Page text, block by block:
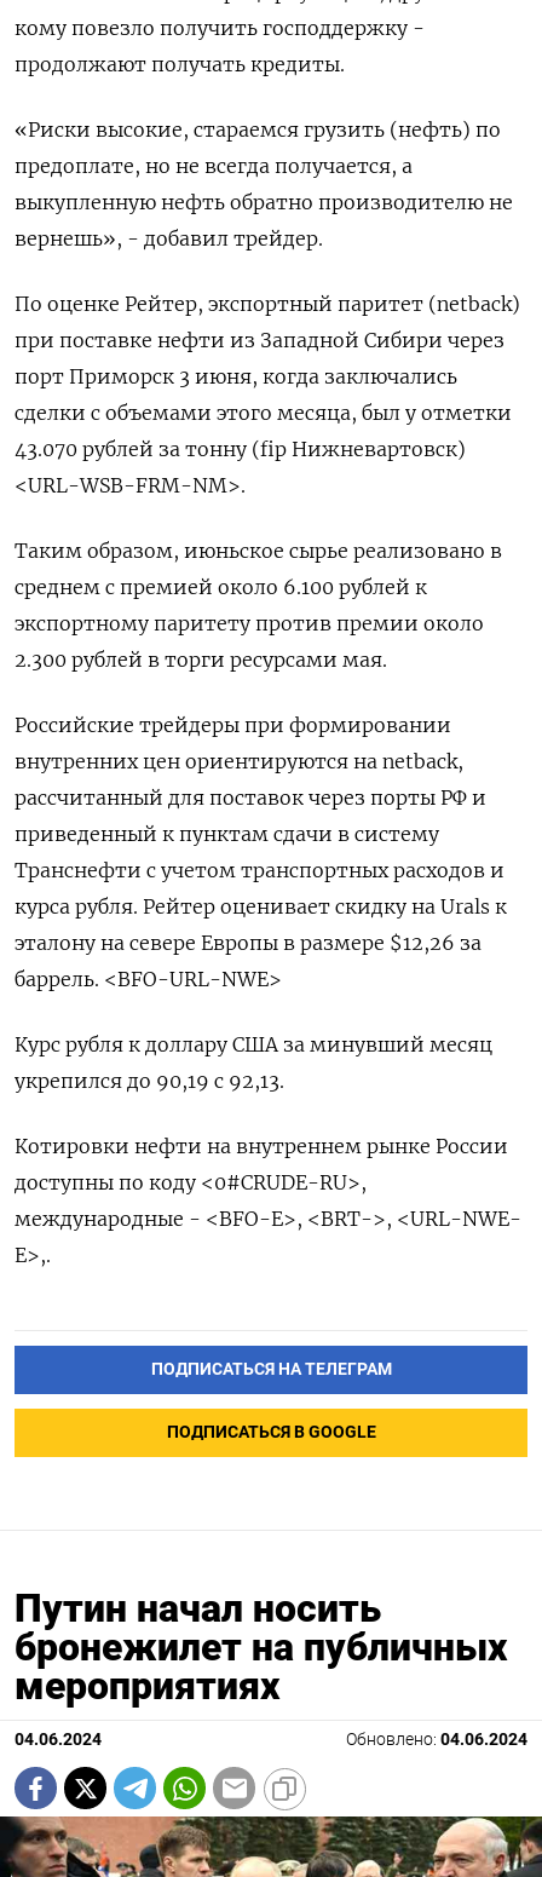
кому повезло получить господдержку -
продолжают получать кредиты.
«Риски высокие, стараемся грузить (нефть) по
предоплате, но не всегда получается, а
выкупленную нефть обратно производителю не
вернешь», - добавил трейдер.
По оценке Рейтер, экспортный паритет (netback)
при поставке нефти из Западной Сибири через
порт Приморск 3 июня, когда заключались
сделки с объемами этого месяца, был у отметки
43.070 рублей за тонну (fip Нижневартовск)
<URL-WSB-FRM-NM>.
Таким образом, июньское сырье реализовано в
среднем с премией около 6.100 рублей к
экспортному паритету против премии около
2.300 рублей в торги ресурсами мая.
Российские трейдеры при формировании
внутренних цен ориентируются на netback,
рассчитанный для поставок через порты РФ и
приведенный к пунктам сдачи в систему
Транснефти с учетом транспортных расходов и
курса рубля. Рейтер оценивает скидку на Urals к
эталону на севере Европы в размере $12,26 за
баррель. <BFO-URL-NWE>
Курс рубля к доллару США за минувший месяц
укрепился до 90,19 с 92,13.
Котировки нефти на внутреннем рынке России
доступны по коду <0#CRUDE-RU>,
международные - <BFO-E>, <BRT->, <URL-NWE-
E>,.
ПОДПИСАТЬСЯ НА ТЕЛЕГРАМ
ПОДПИСАТЬСЯ В GOOGLE
Путин начал носить
бронежилет на публичных
мероприятиях
04.06.2024 Обновлено: 04.06.2024